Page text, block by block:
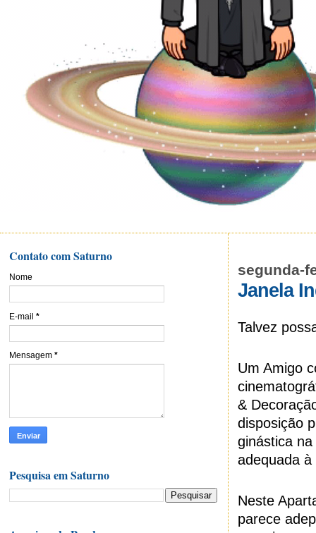
segunda-
Janela
Talvez
Um Amigo
&
disposição
ginástica
adequada
Neste
parece
Contato com Saturno
Nome
E-mail *
Mensagem *
Pesquisa em Saturno